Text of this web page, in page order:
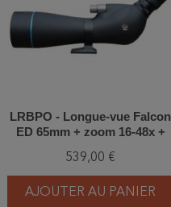
LRBPO - Longue-vue Falcon
ED 65mm + zoom 16-48x +
539,00 €
AJOUTER AU PANIER